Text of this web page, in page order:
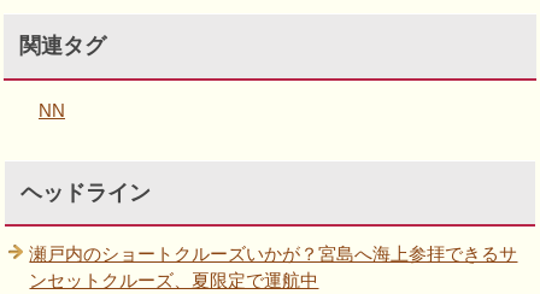
関連タグ
NN
ヘッドライン
瀬戸内のショートクルーズいかが？宮島へ海上参拝できるサ
ンセットクルーズ、夏限定で運航中